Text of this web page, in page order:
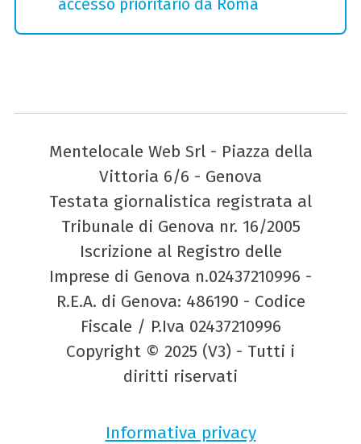
accesso prioritario da Roma
Mentelocale Web Srl - Piazza della
Vittoria 6/6 - Genova
Testata giornalistica registrata al
Tribunale di Genova nr. 16/2005
Iscrizione al Registro delle
Imprese di Genova n.02437210996 -
R.E.A. di Genova: 486190 - Codice
Fiscale / P.Iva 02437210996
Copyright © 2025 (V3) - Tutti i
diritti riservati
Informativa privacy